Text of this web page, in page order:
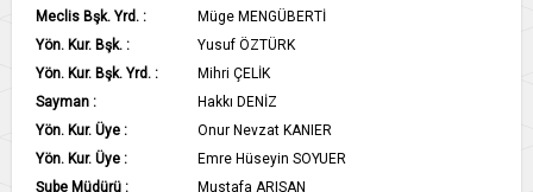
Meclis Bşk. Yrd. :
Müge MENGÜBERTİ
Yön. Kur. Bşk. :
Yusuf ÖZTÜRK
Yön. Kur. Bşk. Yrd. :
Mihri ÇELİK
Sayman :
Hakkı DENİZ
Yön. Kur. Üye :
Onur Nevzat KANIER
Yön. Kur. Üye :
Emre Hüseyin SOYUER
Şube Müdürü :
​Mustafa ARISAN